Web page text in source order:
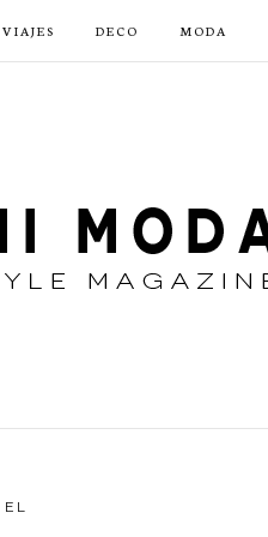
VIAJES DECO MODA